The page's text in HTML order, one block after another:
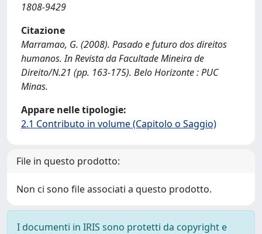
1808-9429
Citazione
Marramao, G. (2008). Pasado e futuro dos direitos
humanos. In Revista da Facultade Mineira de
Direito/N.21 (pp. 163-175). Belo Horizonte : PUC
Minas.
Appare nelle tipologie:
2.1 Contributo in volume (Capitolo o Saggio)
File in questo prodotto:
Non ci sono file associati a questo prodotto.
I documenti in IRIS sono protetti da copyright e